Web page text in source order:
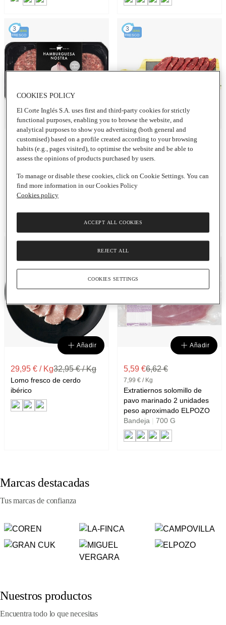
Guttiatu LA FINCA
3 DÍAS
FRESCO
Añadir
8,49 €
28,30 € / Kg
Trufa burger meat con carne
de vacuno, trufa y cebolla
pochada hechas a mano 2
HAMBURGUESA NOSTRA
3 DÍAS
FRESCO
22,95 € / Kg33,95 € / Kg
filetes 1ª A de vacuno raza
angus MIGUEL VERGARA
Añadir
29,95 € / Kg32,95 € / Kg
Lomo fresco de cerdo
ibérico
FRESCO
Añadir
5,59 €6,62 €
7,99 € / Kg
Extratiernos solomillo de
pavo marinado 2 unidades
peso aproximado ELPOZO
Bandeja
700 G
Marcas destacadas
Tus marcas de confianza
Nuestros productos
Encuentra todo lo que necesitas
COOKIES POLICY
El Corte Inglés S.A. uses first and third-party cookies for strictly
functional purposes, enabling you to browse the website, and
analytical purposes to show you advertising (both general and
customised) based on a profile created according to your browsing
habits (e.g., pages visited), to optimise the website and be able to
assess the opinions of products purchased by users.
To manage or disable these cookies, click on Cookie Settings. You can
find more information in our Cookies Policy
Cookies policy
REJECT ALL
ACCEPT ALL COOKIES
COOKIES SETTINGS